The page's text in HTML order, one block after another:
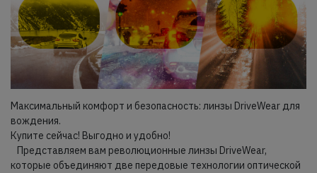
Максимальный комфорт и безопасность: линзы DriveWear для
вождения.
Купите сейчас! Выгодно и удобно!
Представляем вам революционные линзы DriveWear,
которые объединяют две передовые технологии оптической